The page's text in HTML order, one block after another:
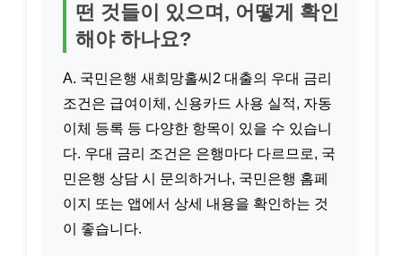
떤 것들이 있으며, 어떻게 확인
해야 하나요?
A. 국민은행 새희망홀씨2 대출의 우대 금리
조건은 급여이체, 신용카드 사용 실적, 자동
이체 등록 등 다양한 항목이 있을 수 있습니
다. 우대 금리 조건은 은행마다 다르므로, 국
민은행 상담 시 문의하거나, 국민은행 홈페
이지 또는 앱에서 상세 내용을 확인하는 것
이 좋습니다.